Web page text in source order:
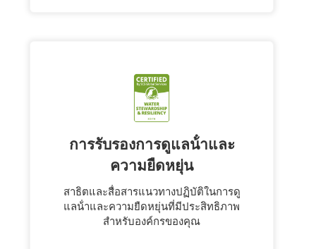
การรับรองการดูแลน้ําและ
ความยืดหยุ่น
สาธิตและสื่อสารแนวทางปฏิบัติในการดู
แลน้ําและความยืดหยุ่นที่มีประสิทธิภาพ
สําหรับองค์กรของคุณ